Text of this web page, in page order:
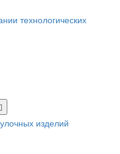
технологических